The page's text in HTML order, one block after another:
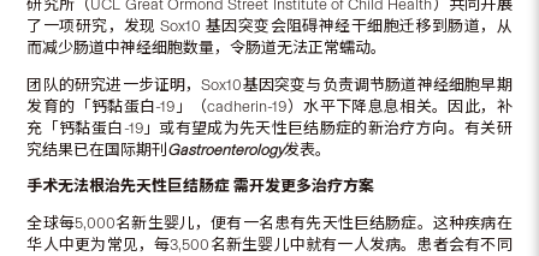
研究所（UCL Great Ormond Street Institute of Child Health）共同开展
了一项研究，发现 Sox10 基因突变会阻碍神经干细胞迁移到肠道，从
而减少肠道中神经细胞数量，令肠道无法正常蠕动。
团队的研究进一步证明，Sox10基因突变与负责调节肠道神经细胞早期
发育的「钙黏蛋白-19」（cadherin-19）水平下降息息相关。因此，补
充「钙黏蛋白-19」或有望成为先天性巨结肠症的新治疗方向。有关研
究结果已在国际期刊Gastroenterology发表。
手术无法根治先天性巨结肠症 需开发更多治疗方案
全球每5,000名新生婴儿，便有一名患有先天性巨结肠症。这种疾病在
华人中更为常见，每3,500名新生婴儿中就有一人发病。患者会有不同